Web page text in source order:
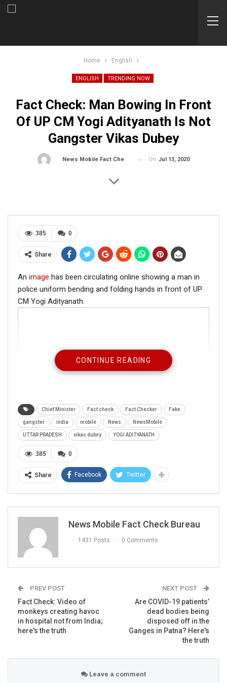
Home English
ENGLISH TRENDING NOW
Fact Check: Man Bowing In Front
Of UP CM Yogi Adityanath Is Not
Gangster Vikas Dubey
News Mobile Fact Check Bureau On Jul 13, 2020
0
385
Share
An image has been circulating online showing a man in
police uniform bending and folding hands in front of UP
CM Yogi Adityanath.
CONTINUE READING
Chief Minister Fact check Fact Checker Fake
gangster india mobile News NewsMobile
UTTAR PRADESH vikas dubey YOGI ADITYANATH
0
385
Share Facebook Twitter
News Mobile Fact Check Bureau
1431 Posts 0 Comments
PREV POST
Fact Check: Video of
monkeys creating havoc
in hospital not from India;
here's the truth
NEXT POST
Are COVID-19 patients’
dead bodies being
disposed off in the
Ganges in Patna? Here's
the truth
Leave a comment